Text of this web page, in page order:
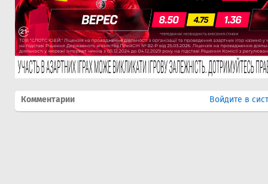
Комментарии Войдите в